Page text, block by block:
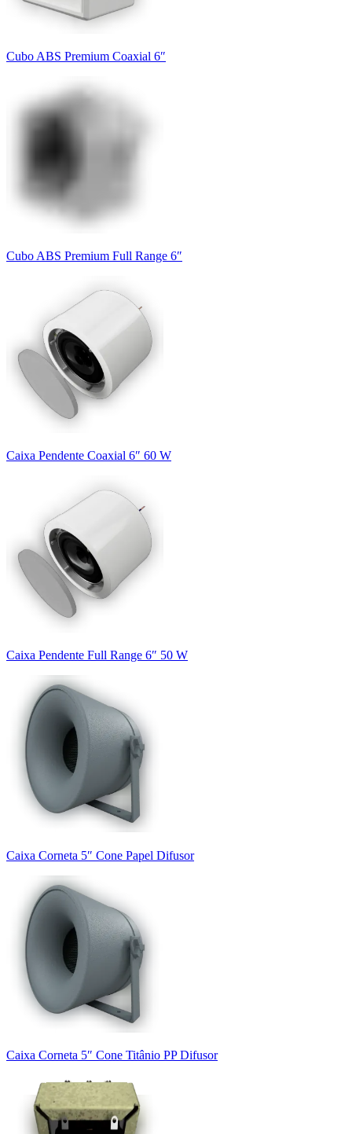
Cubo ABS Premium Coaxial 6″
Cubo ABS Premium Full Range 6″
Caixa Pendente Coaxial 6″ 60 W
Caixa Pendente Full Range 6″ 50 W
Caixa Corneta 5″ Cone Papel Difusor
Caixa Corneta 5″ Cone Titânio PP Difusor